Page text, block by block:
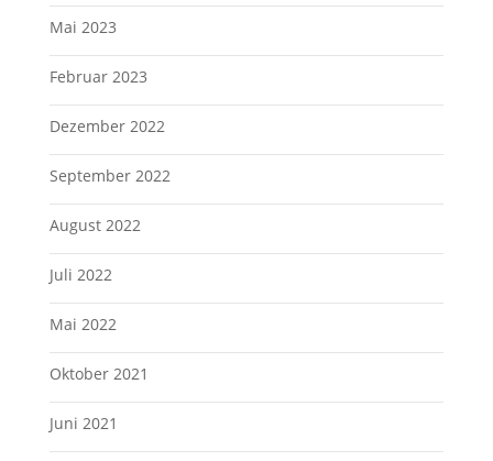
Mai 2023
Februar 2023
Dezember 2022
September 2022
August 2022
Juli 2022
Mai 2022
Oktober 2021
Juni 2021